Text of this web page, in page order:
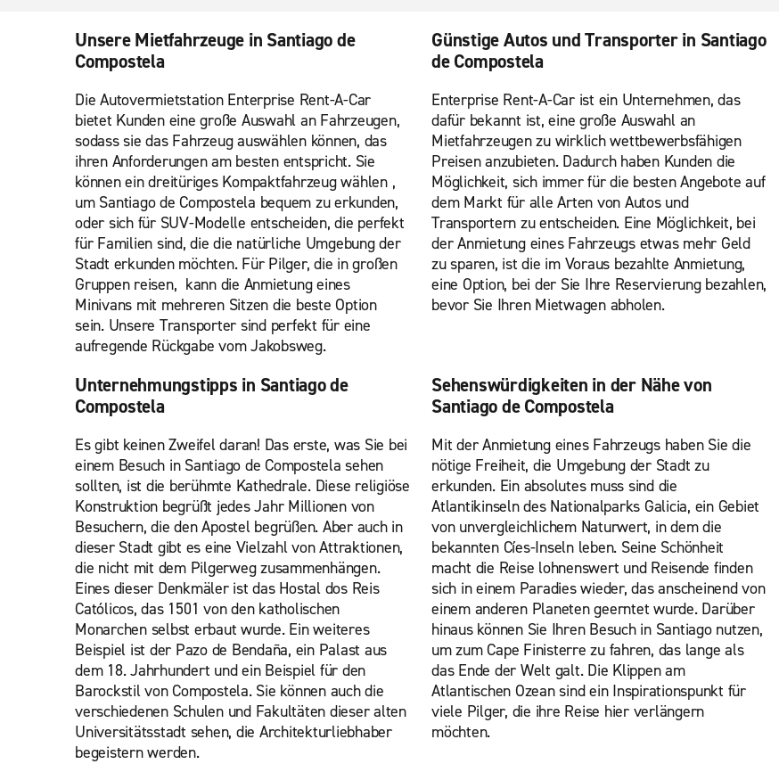
Unsere Mietfahrzeuge in Santiago de
Compostela
Die Autovermietstation Enterprise Rent-A-Car
bietet Kunden eine große Auswahl an Fahrzeugen,
sodass sie das Fahrzeug auswählen können, das
ihren Anforderungen am besten entspricht. Sie
können ein dreitüriges Kompaktfahrzeug wählen ,
um Santiago de Compostela bequem zu erkunden,
oder sich für SUV-Modelle entscheiden, die perfekt
für Familien sind, die die natürliche Umgebung der
Stadt erkunden möchten. Für Pilger, die in großen
Gruppen reisen, kann die Anmietung eines
Minivans mit mehreren Sitzen die beste Option
sein. Unsere Transporter sind perfekt für eine
aufregende Rückgabe vom Jakobsweg.
Günstige Autos und Transporter in Santiago
de Compostela
Enterprise Rent-A-Car ist ein Unternehmen, das
dafür bekannt ist, eine große Auswahl an
Mietfahrzeugen zu wirklich wettbewerbsfähigen
Preisen anzubieten. Dadurch haben Kunden die
Möglichkeit, sich immer für die besten Angebote auf
dem Markt für alle Arten von Autos und
Transportern zu entscheiden. Eine Möglichkeit, bei
der Anmietung eines Fahrzeugs etwas mehr Geld
zu sparen, ist die im Voraus bezahlte Anmietung,
eine Option, bei der Sie Ihre Reservierung bezahlen,
bevor Sie Ihren Mietwagen abholen.
Unternehmungstipps in Santiago de
Compostela
Es gibt keinen Zweifel daran! Das erste, was Sie bei
einem Besuch in Santiago de Compostela sehen
sollten, ist die berühmte Kathedrale. Diese religiöse
Konstruktion begrüßt jedes Jahr Millionen von
Besuchern, die den Apostel begrüßen. Aber auch in
dieser Stadt gibt es eine Vielzahl von Attraktionen,
die nicht mit dem Pilgerweg zusammenhängen.
Eines dieser Denkmäler ist das Hostal dos Reis
Católicos, das 1501 von den katholischen
Monarchen selbst erbaut wurde. Ein weiteres
Beispiel ist der Pazo de Bendaña, ein Palast aus
dem 18. Jahrhundert und ein Beispiel für den
Barockstil von Compostela. Sie können auch die
verschiedenen Schulen und Fakultäten dieser alten
Universitätsstadt sehen, die Architekturliebhaber
begeistern werden.
Sehenswürdigkeiten in der Nähe von
Santiago de Compostela
Mit der Anmietung eines Fahrzeugs haben Sie die
nötige Freiheit, die Umgebung der Stadt zu
erkunden. Ein absolutes muss sind die
Atlantikinseln des Nationalparks Galicia, ein Gebiet
von unvergleichlichem Naturwert, in dem die
bekannten Cíes-Inseln leben. Seine Schönheit
macht die Reise lohnenswert und Reisende finden
sich in einem Paradies wieder, das anscheinend von
einem anderen Planeten geerntet wurde. Darüber
hinaus können Sie Ihren Besuch in Santiago nutzen,
um zum Cape Finisterre zu fahren, das lange als
das Ende der Welt galt. Die Klippen am
Atlantischen Ozean sind ein Inspirationspunkt für
viele Pilger, die ihre Reise hier verlängern
möchten.